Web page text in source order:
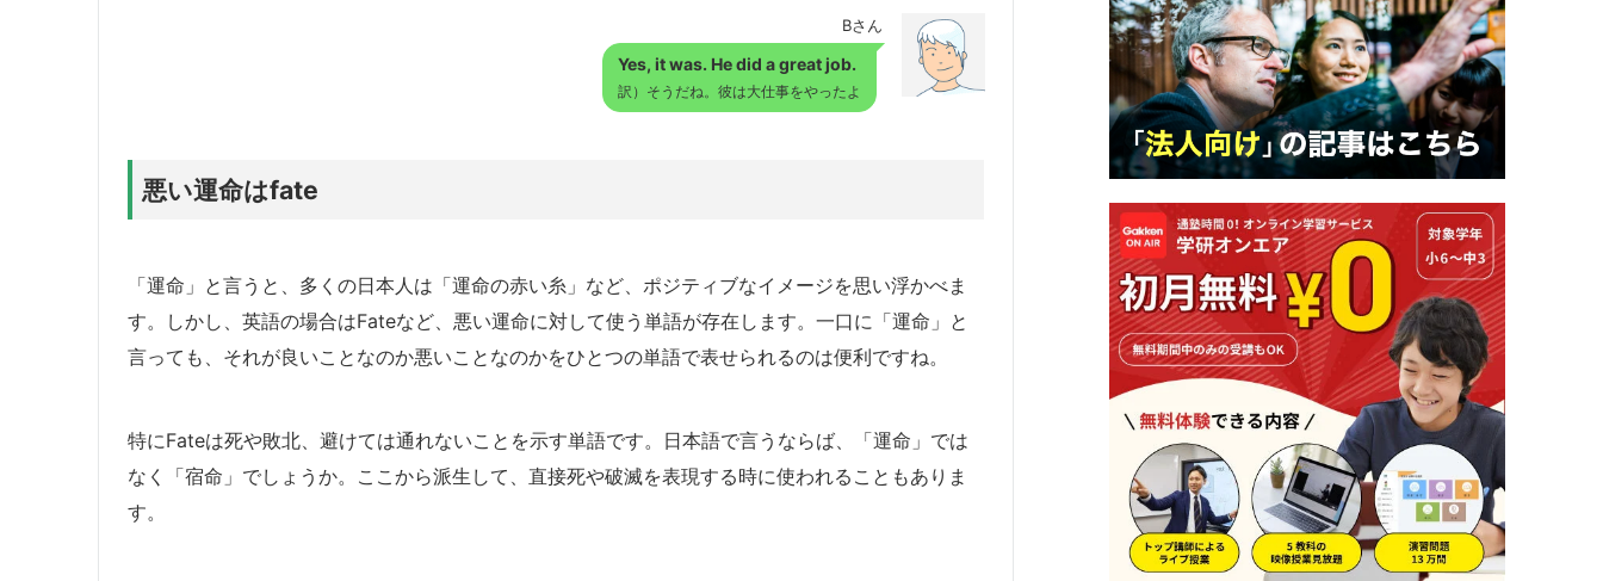
Bさん
Yes, it was. He did a great job.
訳）そうだね。彼は大仕事をやったよ
悪い運命はfate
「運命」と言うと、多くの日本人は「運命の赤い糸」など、ポジティブなイメージを思い浮かべま
す。しかし、英語の場合はFateなど、悪い運命に対して使う単語が存在します。一口に「運命」と
言っても、それが良いことなのか悪いことなのかをひとつの単語で表せられるのは便利ですね。
特にFateは死や敗北、避けては通れないことを示す単語です。日本語で言うならば、「運命」では
なく「宿命」でしょうか。ここから派生して、直接死や破滅を表現する時に使われることもありま
す。